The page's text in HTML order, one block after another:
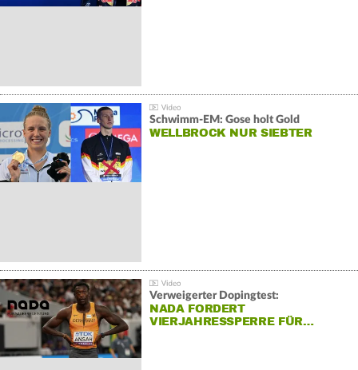
Schwimm-EM: Gose holt Gold
WELLBROCK NUR SIEBTER
Verweigerter Dopingtest:
NADA FORDERT
VIERJAHRESSPERRE FÜR…